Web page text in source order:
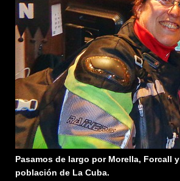
Pasamos de largo por Morella, Forcall
población de La Cuba.